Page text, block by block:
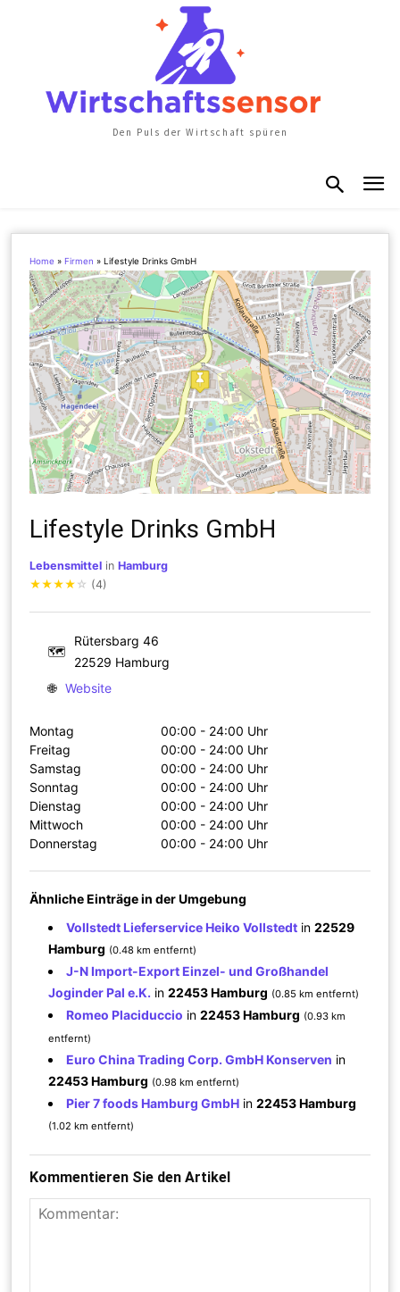
Den Puls der Wirtschaft spüren
Home » Firmen »Lifestyle Drinks GmbH
Lifestyle Drinks GmbH
Lebensmittel inHamburg
★★★★ ☆ (4)
🗺
Rütersbarg 46
22529 Hamburg
🌐 Website
Montag
00:00 - 24:00 Uhr
Freitag
00:00 - 24:00 Uhr
Samstag
00:00 - 24:00 Uhr
Sonntag
00:00 - 24:00 Uhr
Dienstag
00:00 - 24:00 Uhr
Mittwoch
00:00 - 24:00 Uhr
Donnerstag
00:00 - 24:00 Uhr
Ähnliche Einträge in der Umgebung
Vollstedt Lieferservice Heiko Vollstedt in22529
Hamburg (0.48 km entfernt)
J-N Import-Export Einzel- und Großhandel
Joginder Pal e.K. in22453 Hamburg (0.85 km entfernt)
Romeo Placiduccio in22453 Hamburg (0.93 km
entfernt)
Euro China Trading Corp. GmbH Konserven in
22453 Hamburg (0.98 km entfernt)
Pier 7 foods Hamburg GmbH in22453 Hamburg
(1.02 km entfernt)
Kommentieren Sie den Artikel